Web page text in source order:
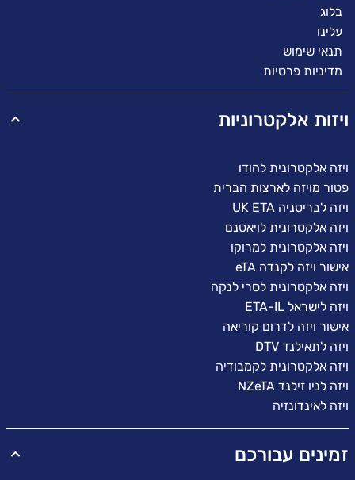
בלוג
עלינו
תנאי שימוש
מדיניות פרטיות
ויזות אלקטרוניות
ויזה אלקטרונית להודו
פטור מויזה לארצות הברית
ויזה לבריטניה UK ETA
ויזה אלקטרונית לויאטנם
ויזה אלקטרונית למרוקו
אישור ויזה לקנדה eTA
ויזה אלקטרונית לסרי לנקה
ויזה לישראל ETA-IL
אישור ויזה לדרום קוריאה
ויזה לתאילנד DTV
ויזה אלקטרונית לקמבודיה
ויזה לניו זילנד NZeTA
ויזה לאינדונזיה
זמינים עבורכם